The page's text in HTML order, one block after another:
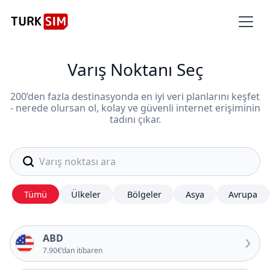
Varış Noktanı Seç
200’den fazla destinasyonda en iyi veri planlarını keşfet
- nerede olursan ol, kolay ve güvenli internet erişiminin
tadını çıkar.
Tümü Ülkeler Bölgeler Asya Avrupa
ABD
7.90€’dan itibaren